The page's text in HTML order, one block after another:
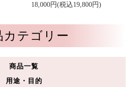
18,000円(税込19,800円)
カテゴリー
商品一覧
用途・目的